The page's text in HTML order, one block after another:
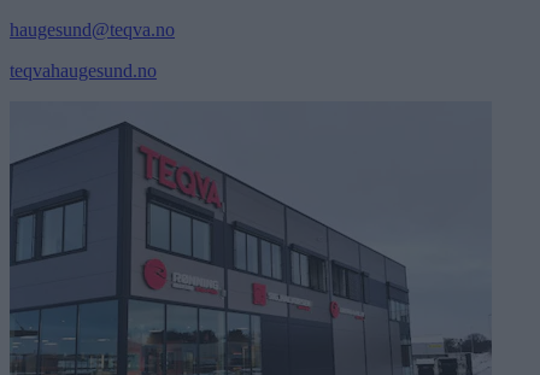
haugesund@teqva.no
teqvahaugesund.no